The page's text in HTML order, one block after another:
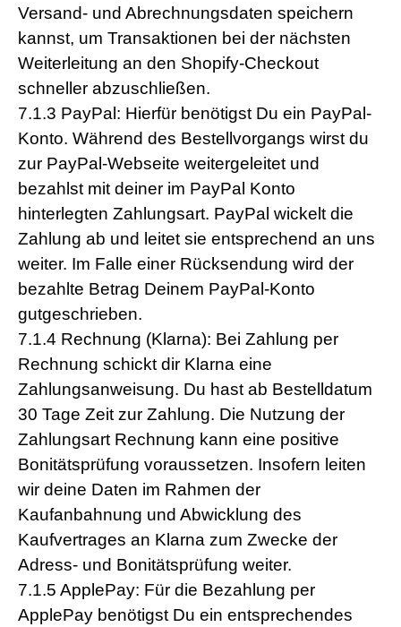
Versand- und Abrechnungsdaten speichern
kannst, um Transaktionen bei der nächsten
Weiterleitung an den Shopify-Checkout
schneller abzuschließen.
7.1.3 PayPal: Hierfür benötigst Du ein PayPal-
Konto. Während des Bestellvorgangs wirst du
zur PayPal-Webseite weitergeleitet und
bezahlst mit deiner im PayPal Konto
hinterlegten Zahlungsart. PayPal wickelt die
Zahlung ab und leitet sie entsprechend an uns
weiter. Im Falle einer Rücksendung wird der
bezahlte Betrag Deinem PayPal-Konto
gutgeschrieben.
7.1.4 Rechnung (Klarna): Bei Zahlung per
Rechnung schickt dir Klarna eine
Zahlungsanweisung. Du hast ab Bestelldatum
30 Tage Zeit zur Zahlung. Die Nutzung der
Zahlungsart Rechnung kann eine positive
Bonitätsprüfung voraussetzen. Insofern leiten
wir deine Daten im Rahmen der
Kaufanbahnung und Abwicklung des
Kaufvertrages an Klarna zum Zwecke der
Adress- und Bonitätsprüfung weiter.
7.1.5 ApplePay: Für die Bezahlung per
ApplePay benötigst Du ein entsprechendes